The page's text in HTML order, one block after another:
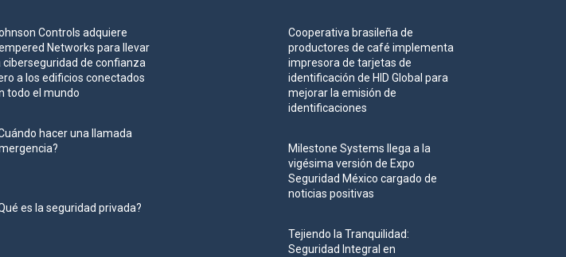
Controls adquiere
Networks para llevar
ciberseguridad de confianza
a los edificios conectados
todo el mundo
hacer una llamada
es la seguridad privada?
Cooperativa brasileña de
productores de café implementa
impresora de tarjetas de
identificación de HID Global para
mejorar la emisión de
identificaciones
Milestone Systems llega a la
vigésima versión de Expo
Seguridad México cargado de
noticias positivas
Tejiendo la Tranquilidad:
Seguridad Integral en